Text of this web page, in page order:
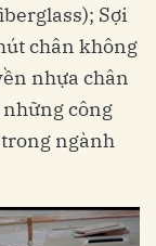
Sợi
chân không
nhựa chân
công
ngành